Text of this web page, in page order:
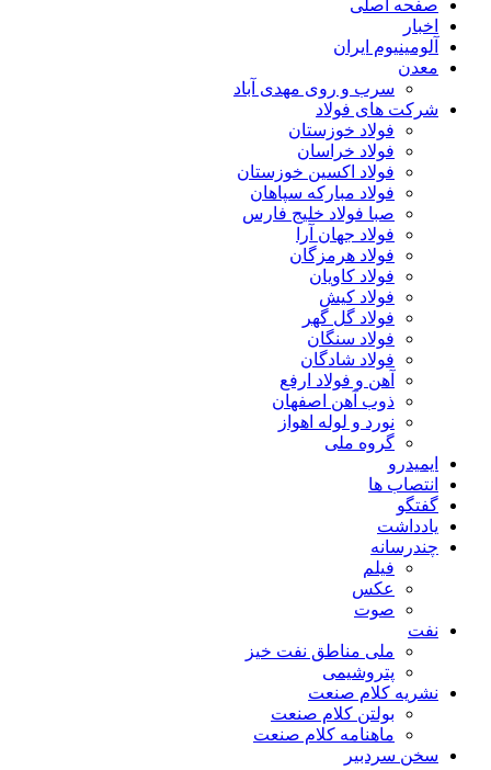
صفحه اصلی
اخبار
آلومینیوم ایران
معدن
سرب و روی مهدی آباد
شرکت های فولاد
فولاد خوزستان
فولاد خراسان
فولاد اکسین خوزستان
فولاد مبارکه سپاهان
صبا فولاد خلیج فارس
فولاد جهان آرا
فولاد هرمزگان
فولاد کاویان
فولاد کیش
فولاد گل گهر
فولاد سنگان
فولاد شادگان
آهن و فولاد ارفع
ذوب آهن اصفهان
نورد و لوله اهواز
گروه ملی
ایمیدرو
انتصاب ها
گفتگو
یادداشت
چندرسانه
فیلم
عکس
صوت
نفت
ملی مناطق نفت خیز
پتروشیمی
نشریه کلام صنعت
بولتن کلام صنعت
ماهنامه کلام صنعت
سخن سردبیر